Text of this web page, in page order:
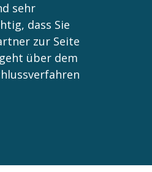
sehr
dass Sie
zur Seite
über dem